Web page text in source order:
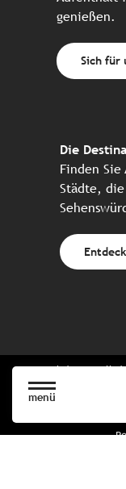
menü
genießen.
Sich für
Die
Finden
Städte,
Website erstellt